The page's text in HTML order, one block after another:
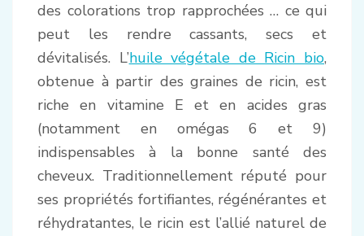
des colorations trop rapprochées … ce qui
peut les rendre cassants, secs et
dévitalisés. L’huile végétale de Ricin bio,
obtenue à partir des graines de ricin, est
riche en vitamine E et en acides gras
(notamment en omégas 6 et 9)
indispensables à la bonne santé des
cheveux. Traditionnellement réputé pour
ses propriétés fortifiantes, régénérantes et
réhydratantes, le ricin est l’allié naturel de